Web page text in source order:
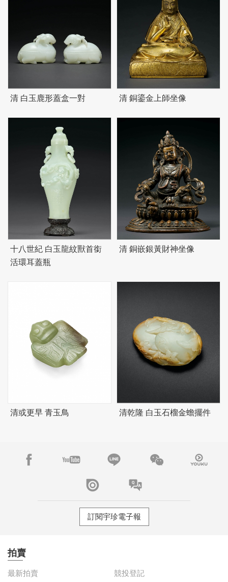
清 白玉鹿形蓋盒一對 清 銅鎏金上師坐像
十八世紀 白玉龍紋獸首銜
活環耳蓋瓶
清 銅嵌銀黃財神坐像
清或更早 青玉鳥 清乾隆 白玉石榴金蟾擺件
訂閱宇珍電子報
拍賣
最新拍賣 競投登記